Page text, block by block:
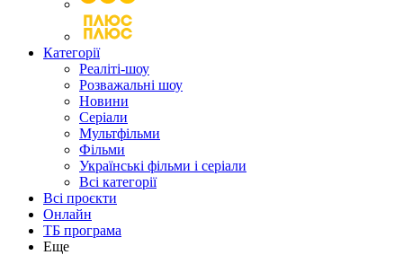
Категорії
Реаліті-шоу
Розважальні шоу
Новини
Серіали
Мультфільми
Фільми
Українські фільми і серіали
Всі категорії
Всі проєкти
Онлайн
ТБ програма
Еще